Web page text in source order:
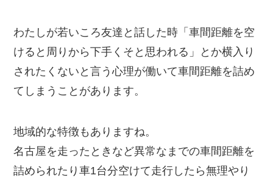
わたしが若いころ友達と話した時「車間距離を空
けると周りから下手くそと思われる」とか横入り
されたくないと言う心理が働いて車間距離を詰め
てしまうことがあります。
地域的な特徴もありますね。
名古屋を走ったときなど異常なまでの車間距離を
詰められたり車1台分空けて走行したら無理やり